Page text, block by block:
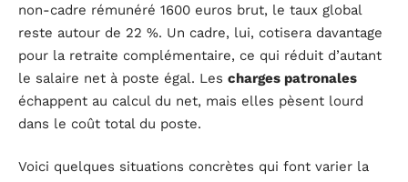
non-cadre rémunéré 1600 euros brut, le taux global
reste autour de 22 %. Un cadre, lui, cotisera davantage
pour la retraite complémentaire, ce qui réduit d’autant
le salaire net à poste égal. Les charges patronales
échappent au calcul du net, mais elles pèsent lourd
dans le coût total du poste.
Voici quelques situations concrètes qui font varier la